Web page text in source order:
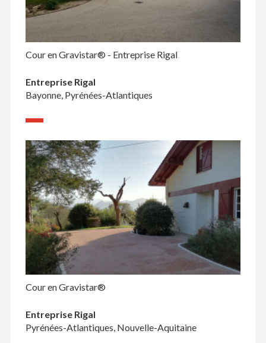
Cour en Gravistar® - Entreprise Rigal
Entreprise Rigal
Bayonne, Pyrénées-Atlantiques
Cour en Gravistar®
Entreprise Rigal
Pyrénées-Atlantiques, Nouvelle-Aquitaine